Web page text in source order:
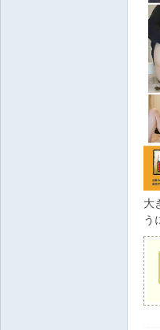
大
う